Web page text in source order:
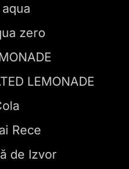
zero
LEMONADE
Rece
de Izvor